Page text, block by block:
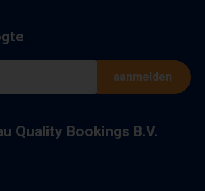
aanmelden
Quality Bookings B.V.